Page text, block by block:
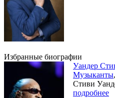
Избранные биографии
Уандер
Музыканты,
Стиви
подробнее